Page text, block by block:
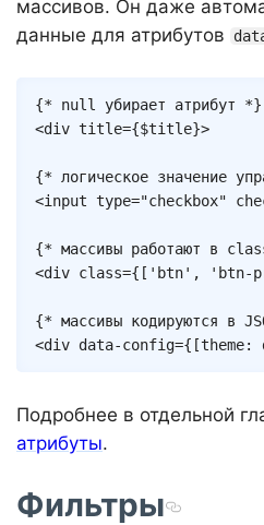
массивов. Он даже
данные для атрибутов
{* null убирает атрибут *}
<div title={$title}>
{* логическое значение
<input type="checkbox"
{* массивы работают в
<div class={ [ 'btn' , 'btn-
{* массивы кодируются в
<div data-config={ [theme:
Подробнее в отдельной
атрибуты.
Фильтры